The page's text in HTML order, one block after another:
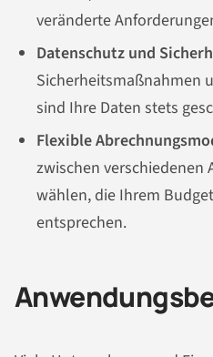
veränderte
Datenschutz und
Sicherheitsmaßnahmen
sind Ihre Daten stets
Flexible
zwischen
wählen, die Ihrem
entsprechen.